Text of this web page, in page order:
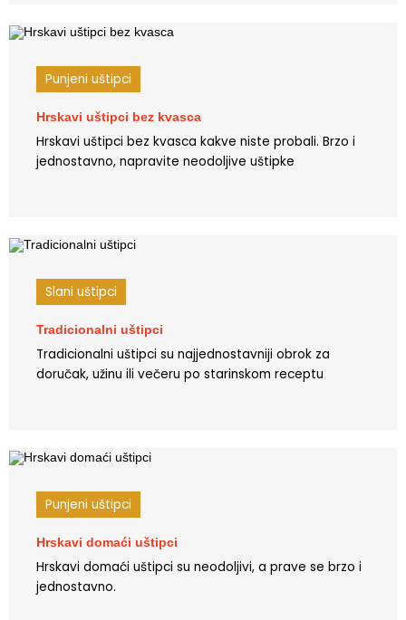
Punjeni uštipci
Hrskavi uštipci bez kvasca
Hrskavi uštipci bez kvasca kakve niste probali. Brzo i
jednostavno, napravite neodoljive uštipke
Slani uštipci
Tradicionalni uštipci
Tradicionalni uštipci su najjednostavniji obrok za
doručak, užinu ili večeru po starinskom receptu
Punjeni uštipci
Hrskavi domaći uštipci
Hrskavi domaći uštipci su neodoljivi, a prave se brzo i
jednostavno.